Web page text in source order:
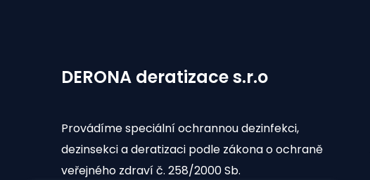
DERONA deratizace s.r.o
Provádíme speciální ochrannou dezinfekci,
dezinsekci a deratizaci podle zákona o ochraně
veřejného zdraví č. 258/2000 Sb.